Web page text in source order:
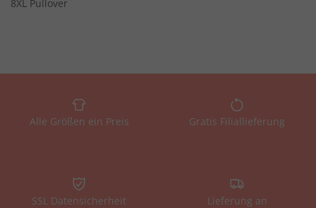
8XL Pullover
Alle Größen ein Preis Gratis Filiallieferung
SSL Datensicherheit
Lieferung an